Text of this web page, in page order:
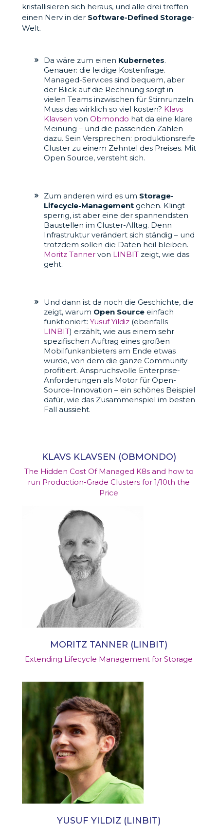
kristallisieren sich heraus, und alle drei treffen
einen Nerv in der Software-Defined Storage-
Welt.
Da wäre zum einen Kubernetes.
Genauer: die leidige Kostenfrage.
Managed-Services sind bequem, aber
der Blick auf die Rechnung sorgt in
vielen Teams inzwischen für Stirnrunzeln.
Muss das wirklich so viel kosten? Klavs
Klavsen von Obmondo hat da eine klare
Meinung – und die passenden Zahlen
dazu. Sein Versprechen: produktionsreife
Cluster zu einem Zehntel des Preises. Mit
Open Source, versteht sich.
Zum anderen wird es um Storage-
Lifecycle-Managementgehen. Klingt
sperrig, ist aber eine der spannendsten
Baustellen im Cluster-Alltag. Denn
Infrastruktur verändert sich ständig – und
trotzdem sollen die Daten heil bleiben.
Moritz Tannervon LINBITzeigt, wie das
geht.
Und dann ist da noch die Geschichte, die
zeigt, warum Open Source einfach
funktioniert: Yusuf Yildiz(ebenfalls
LINBIT) erzählt, wie aus einem sehr
spezifischen Auftrag eines großen
Mobilfunkanbieters am Ende etwas
wurde, von dem die ganze Community
profitiert. Anspruchsvolle Enterprise-
Anforderungen als Motor für Open-
Source-Innovation – ein schönes Beispiel
dafür, wie das Zusammenspiel im besten
Fall aussieht.
KLAVS KLAVSEN (OBMONDO)
The Hidden Cost Of Managed K8s and how to
run Production-Grade Clusters for 1/10th the
Price
MORITZ TANNER (LINBIT)
Extending Lifecycle Management for Storage
YUSUF YILDIZ (LINBIT)